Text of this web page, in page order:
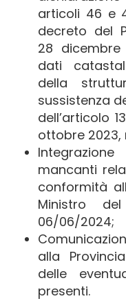
articoli 46 e
decreto del
28
dati
della
sussistenza
dell’articolo
ottobre 2023,
mancanti
conformità
Ministro
06/06/2024;
alla
delle
presenti.